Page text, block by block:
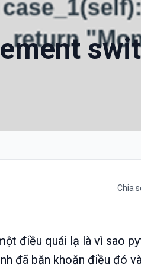
Chia
điều quái lạ là vì sao
đã băn khoăn điều đó